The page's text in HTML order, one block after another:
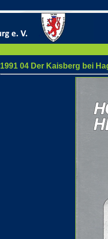
1991 04 Der Kaisberg bei